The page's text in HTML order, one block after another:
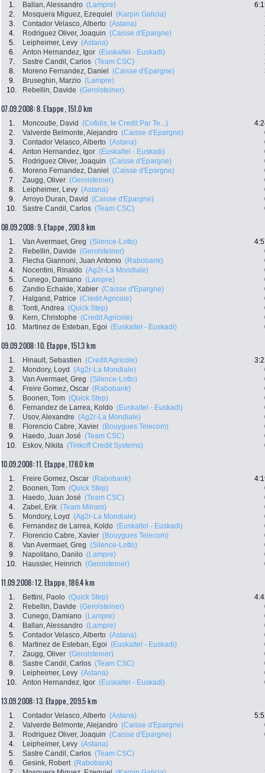
1. Ballan, Alessandro (Lampre)
2.
Mosquera Miguez, Ezequiel (Karpin Galicia)
3.
Contador Velasco, Alberto (Astana)
4.
Rodriguez Oliver, Joaquin (Caisse d'Epargne)
5.
Leipheimer, Levy (Astana)
6.
Anton Hernandez, Igor (Euskaltel - Euskadi)
7.
Sastre Candil, Carlos (Team CSC)
8.
Moreno Fernandez, Daniel (Caisse d'Epargne)
9.
Bruseghin, Marzio (Lampre)
10.
Rebellin, Davide (Gerolsteiner)
07.09.2008: 8. Etappe , 151.0 km
1. Moncoutie, David (Cofidis, le Credit Par Te...)
2.
Valverde Belmonte, Alejandro (Caisse d'Epargne)
3.
Contador Velasco, Alberto (Astana)
4.
Anton Hernandez, Igor (Euskaltel - Euskadi)
5.
Rodriguez Oliver, Joaquin (Caisse d'Epargne)
6.
Moreno Fernandez, Daniel (Caisse d'Epargne)
7.
Zaugg, Oliver (Gerolsteiner)
8.
Leipheimer, Levy (Astana)
9.
Arroyo Duran, David (Caisse d'Epargne)
10.
Sastre Candil, Carlos (Team CSC)
08.09.2008: 9. Etappe , 200.8 km
1. Van Avermaet, Greg (Silence-Lotto)
2.
Rebellin, Davide (Gerolsteiner)
3.
Flecha Giannoni, Juan Antonio (Rabobank)
4.
Nocentini, Rinaldo (Ag2r-La Mondiale)
5.
Cunego, Damiano (Lampre)
6.
Zandio Echaide, Xabier (Caisse d'Epargne)
7.
Halgand, Patrice (Credit Agricole)
8.
Tonti, Andrea (Quick Step)
9.
Kern, Christophe (Credit Agricole)
10.
Martinez de Esteban, Egoi (Euskaltel - Euskadi)
09.09.2008: 10. Etappe , 151.3 km
1. Hinault, Sebastien (Credit Agricole)
2.
Mondory, Loyd (Ag2r-La Mondiale)
3.
Van Avermaet, Greg (Silence-Lotto)
4.
Freire Gomez, Oscar (Rabobank)
5.
Boonen, Tom (Quick Step)
6.
Fernandez de Larrea, Koldo (Euskaltel - Euskadi)
7.
Usov, Alexandre (Ag2r-La Mondiale)
8.
Florencio Cabre, Xavier (Bouygues Telecom)
9.
Haedo, Juan José (Team CSC)
10.
Eskov, Nikita (Tinkoff Credit Systems)
10.09.2008: 11. Etappe , 178.0 km
1. Freire Gomez, Oscar (Rabobank)
2.
Boonen, Tom (Quick Step)
3.
Haedo, Juan José (Team CSC)
4.
Zabel, Erik (Team Milram)
5.
Mondory, Loyd (Ag2r-La Mondiale)
6.
Fernandez de Larrea, Koldo (Euskaltel - Euskadi)
7.
Florencio Cabre, Xavier (Bouygues Telecom)
8.
Van Avermaet, Greg (Silence-Lotto)
9.
Napolitano, Danilo (Lampre)
10.
Haussler, Heinrich (Gerolsteiner)
11.09.2008: 12. Etappe , 186.4 km
1. Bettini, Paolo (Quick Step)
2.
Rebellin, Davide (Gerolsteiner)
3.
Cunego, Damiano (Lampre)
4.
Ballan, Alessandro (Lampre)
5.
Contador Velasco, Alberto (Astana)
6.
Martinez de Esteban, Egoi (Euskaltel - Euskadi)
7.
Zaugg, Oliver (Gerolsteiner)
8.
Sastre Candil, Carlos (Team CSC)
9.
Leipheimer, Levy (Astana)
10.
Anton Hernandez, Igor (Euskaltel - Euskadi)
13.09.2008: 13. Etappe , 209.5 km
1. Contador Velasco, Alberto (Astana)
2.
Valverde Belmonte, Alejandro (Caisse d'Epargne)
3.
Rodriguez Oliver, Joaquin (Caisse d'Epargne)
4.
Leipheimer, Levy (Astana)
5.
Sastre Candil, Carlos (Team CSC)
6.
Gesink, Robert (Rabobank)